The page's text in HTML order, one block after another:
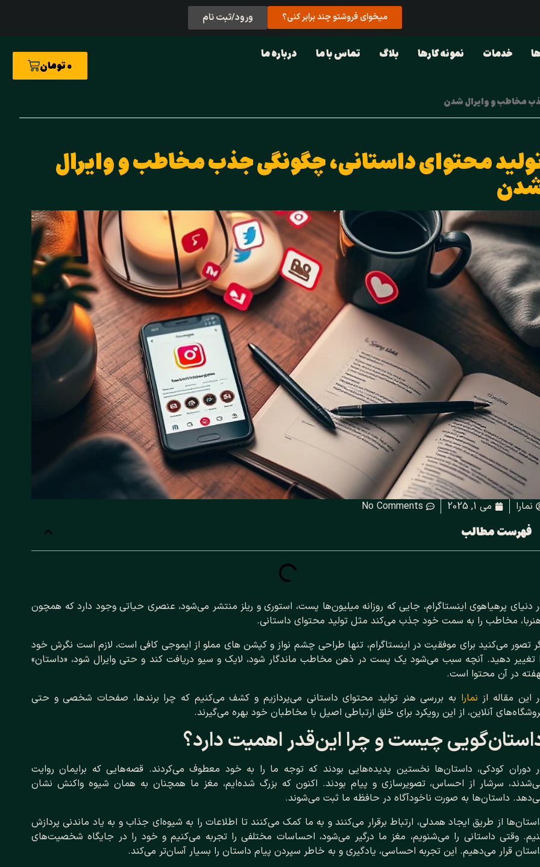
میخوای فروشتو چند برابر کنی؟ ورود/ثبت نام
خدمات نمونه کارها بلاگ تماس با ما درباره ما
0تومان
مخاطب و وایرال شدن
محتوای داستانی، چگونگی جذب مخاطب و وایرال
نمارا می 1, 2025 No Comments
فهرست مطالب
دنیای پرهیاهوی اینستاگرام، جایی که روزانه میلیون‌ها پست، استوری و ریلز منتشر می‌شود، عنصری حیاتی وجود دارد که همچون
مخاطب را به سمت خود جذب می‌کند مثل تولید محتوای داستانی.
تصور می‌کنید برای موفقیت در اینستاگرام، تنها طراحی چشم‌ نواز و کپشن‌ های مملو از ایموجی کافی است، لازم است نگرش خود
تغییر دهید. آنچه سبب می‌شود یک پست در ذهن مخاطب ماندگار شود، لایک و سیو دریافت کند و حتی وایرال شود، «داستان»
در آن محتوا است.
این مقاله از نمارا به بررسی هنر تولید محتوای داستانی می‌پردازیم و کشف می‌کنیم که چرا برندها، صفحات شخصی و حتی
آنلاین، از این رویکرد برای خلق ارتباطی اصیل با مخاطبان خود بهره می‌گیرند.
چیست و چرا این‌قدر اهمیت دارد؟
دوران کودکی، داستان‌ها نخستین پدیده‌هایی بودند که توجه ما را به خود معطوف می‌کردند. قصه‌هایی که برایمان روایت
سرشار از احساس، تصویرسازی و پیام بودند. اکنون که بزرگ شده‌ایم، مغز ما همچنان به همان شیوه واکنش نشان
داستان‌ها به صورت ناخودآگاه در حافظه ما ثبت می‌شوند.
از طریق ایجاد همدلی، ارتباط برقرار می‌کنند و به ما کمک می‌کنند تا اطلاعات را به شیوه‌ای جذاب و به یاد ماندنی پردازش
وقتی داستانی را می‌شنویم، مغز ما درگیر می‌شود، احساسات مختلفی را تجربه می‌کنیم و خود را در جایگاه شخصیت‌های
قرار می‌دهیم. این تجربه احساسی، یادگیری و به خاطر سپردن پیام داستان را بسیار آسان‌تر می‌کند.